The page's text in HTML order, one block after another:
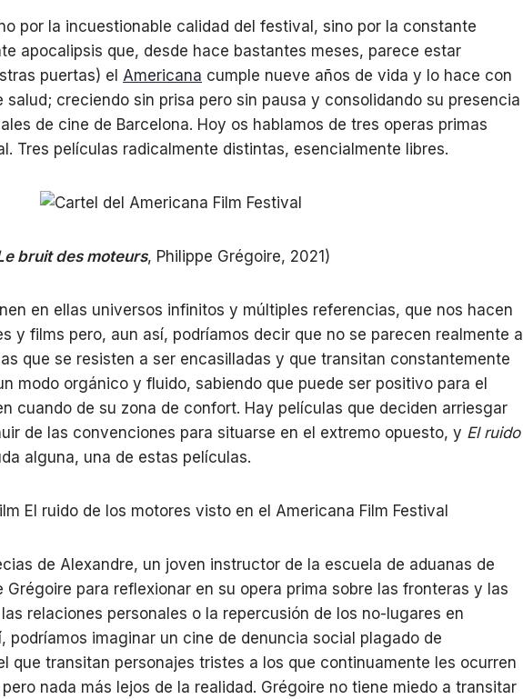
por la incuestionable calidad del festival, sino por la constante
apocalipsis que, desde hace bastantes meses, parece estar
puertas) el Americana cumple nueve años de vida y lo hace con
salud; creciendo sin prisa pero sin pausa y consolidando su presencia
de cine de Barcelona. Hoy os hablamos de tres operas primas
Tres películas radicalmente distintas, esencialmente libres.
bruit des moteurs, Philippe Grégoire, 2021)
en ellas universos infinitos y múltiples referencias, que nos hacen
y films pero, aun así, podríamos decir que no se parecen realmente a
que se resisten a ser encasilladas y que transitan constantemente
modo orgánico y fluido, sabiendo que puede ser positivo para el
cuando de su zona de confort. Hay películas que deciden arriesgar
de las convenciones para situarse en el extremo opuesto, y El ruido
alguna, una de estas películas.
de Alexandre, un joven instructor de la escuela de aduanas de
Grégoire para reflexionar en su opera prima sobre las fronteras y las
relaciones personales o la repercusión de los no-lugares en
podríamos imaginar un cine de denuncia social plagado de
que transitan personajes tristes a los que continuamente les ocurren
nada más lejos de la realidad. Grégoire no tiene miedo a transitar